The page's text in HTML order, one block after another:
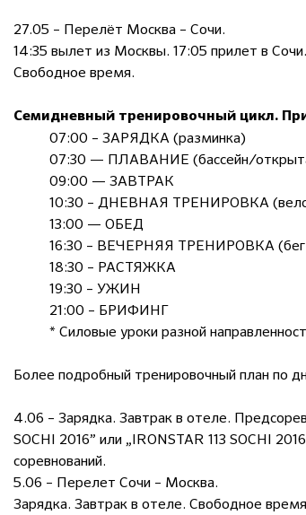
27.05 – Перелёт Москва – Сочи.
14:35 вылет из Москвы. 17:05 прилет в
Свободное время.
Семидневный тренировочный цикл.
07:00 – ЗАРЯДКА (разминка)
07:30 — ПЛАВАНИЕ (бассейн/
09:00 — ЗАВТРАК
10:30 – ДНЕВНАЯ ТРЕНИРОВКА
13:00 — ОБЕД
16:30 – ВЕЧЕРНЯЯ ТРЕНИРОВКА (бег
18:30 – РАСТЯЖКА
19:30 – УЖИН
21:00 – БРИФИНГ
* Силовые уроки разной
Более подробный тренировочный план по
4.06 – Зарядка. Завтрак в отеле.
SOCHI 2016” или „IRONSTAR 113 SOCHI
соревнований.
5.06 – Перелет Сочи – Москва.
Зарядка. Завтрак в отеле. Свободное